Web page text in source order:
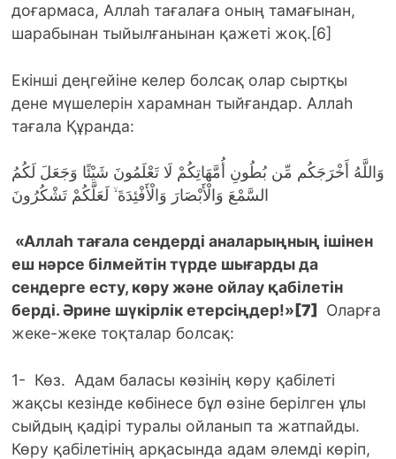
доғармаса, Аллаһ тағалаға оның тамағынан,
шарабынан тыйылғанынан қажеті жоқ.[6]
Екінші деңгейіне келер болсақ олар сыртқы
дене мүшелерін харамнан тыйғандар. Аллаһ
тағала Құранда:
وَاللَّهُ أَخْرَجَكُم مِّن بُطُونِ أُمَّهَاتِكُمْ لَا تَعْلَمُونَ شَيْئًا وَجَعَلَ لَكُمُ
السَّمْعَ وَالْأَبْصَارَ وَالْأَفْئِدَةَ ۙ لَعَلَّكُمْ تَشْكُرُونَ
«Аллаһ тағала сендерді аналарыңның ішінен
еш нәрсе білмейтін түрде шығарды да
сендерге есту, көру және ойлау қабілетін
берді. Әрине шүкірлік етерсіңдер!» [7]
Оларға
жеке-жеке тоқталар болсақ:
1- Көз. Адам баласы көзінің көру қабілеті
жақсы кезінде көбінесе бұл өзіне берілген ұлы
сыйдың қадірі туралы ойланып та жатпайды.
Көру қабілетінің арқасында адам әлемді көріп,